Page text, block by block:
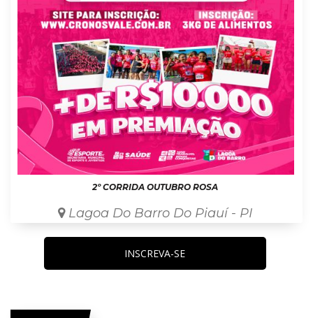
2º CORRIDA OUTUBRO ROSA
Lagoa Do Barro Do Piauí - PI
INSCREVA-SE